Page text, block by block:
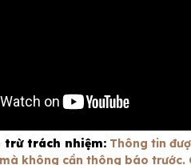
trừ trách nhiệm: Thông tin
không cần thông báo